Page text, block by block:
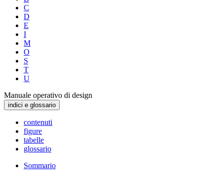
C
D
E
I
M
O
S
T
U
Manuale operativo di design
indici e glossario
contenuti
figure
tabelle
glossario
Sommario